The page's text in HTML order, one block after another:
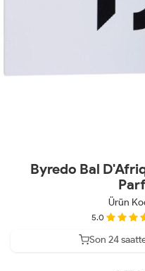
Byredo Bal
Ürün
5.0
31
Son 24